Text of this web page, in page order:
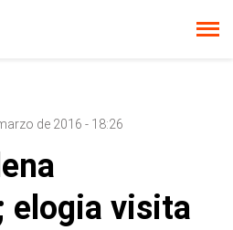
de 2016 - 18:26
elogia visita